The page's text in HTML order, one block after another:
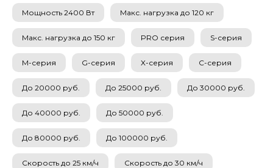
Мощность 2400 Вт Макс. нагрузка до 120 кг
Макс. нагрузка до 150 кг PRO серия S-серия
M-серия G-серия X-серия C-серия
До 20000 руб. До 25000 руб. До 30000 руб.
До 40000 руб. До 50000 руб.
До 80000 руб. До 100000 руб.
Скорость до 25 км/ч Скорость до 30 км/ч